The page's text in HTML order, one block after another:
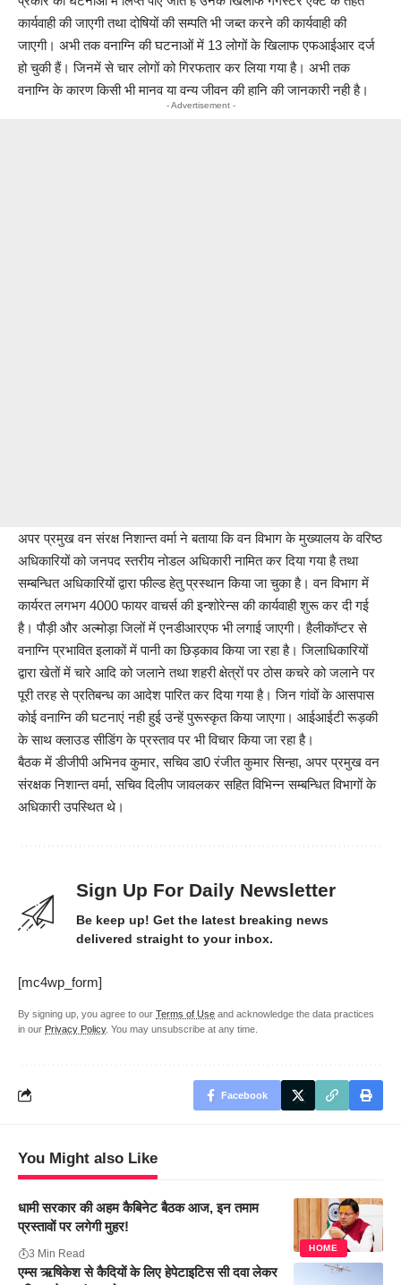
कार्यवाही की जाएगी तथा दोषियों की सम्पति भी जब्त करने की कार्यवाही की
जाएगी। अभी तक वनाग्नि की घटनाओं में 13 लोगों के खिलाफ एफआईआर दर्ज
हो चुकी हैं। जिनमें से चार लोगों को गिरफतार कर लिया गया है। अभी तक
वनाग्नि के कारण किसी भी मानव या वन्य जीवन की हानि की जानकारी नही है।
- Advertisement -
अपर प्रमुख वन संरक्ष निशान्त वर्मा ने बताया कि वन विभाग के मुख्यालय के वरिष्ठ
अधिकारियों को जनपद स्तरीय नोडल अधिकारी नामित कर दिया गया है तथा
सम्बन्धित अधिकारियों द्वारा फील्ड हेतु प्रस्थान किया जा चुका है। वन विभाग में
कार्यरत लगभग 4000 फायर वाचर्स की इन्शोरेन्स की कार्यवाही शुरू कर दी गई
है। पौड़ी और अल्मोड़ा जिलों में एनडीआरएफ भी लगाई जाएगी। हैलीकॉप्टर से
वनाग्नि प्रभावित इलाकों में पानी का छिड़काव किया जा रहा है। जिलाधिकारियों
द्वारा खेतों में चारे आदि को जलाने तथा शहरी क्षेत्रों पर ठोस कचरे को जलाने पर
पूरी तरह से प्रतिबन्ध का आदेश पारित कर दिया गया है। जिन गांवों के आसपास
कोई वनाग्नि की घटनाएं नही हुई उन्हें पुरूस्कृत किया जाएगा। आईआईटी रूड़की
के साथ क्लाउड सीडिंग के प्रस्ताव पर भी विचार किया जा रहा है।
बैठक में डीजीपी अभिनव कुमार, सचिव डा0 रंजीत कुमार सिन्हा, अपर प्रमुख वन
संरक्षक निशान्त वर्मा, सचिव दिलीप जावलकर सहित विभिन्न सम्बन्धित विभागों के
अधिकारी उपस्थित थे।
Sign Up For Daily Newsletter
Be keep up! Get the latest breaking news
delivered straight to your inbox.
[mc4wp_form]
By signing up, you agree to our Terms of Use and acknowledge the data practices
in our Privacy Policy. You may unsubscribe at any time.
Facebook
You Might also Like
HOME
धामी सरकार की अहम कैबिनेट बैठक आज, इन तमाम
प्रस्तावों पर लगेगी मुहर!
3 Min Read
एम्स ऋषिकेश से कैदियों के लिए हेपेटाइटिस सी दवा लेकर